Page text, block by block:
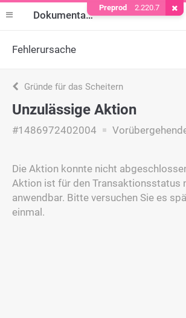
Dokumentation
Fehlerursache
Gründe für das Scheitern
Unzulässige Aktion
#1486972402004
Die Aktion konnte nicht
Aktion ist für den Transaktionsstatus
anwendbar. Bitte versuchen Sie es
einmal.
Preprod 2.220.7